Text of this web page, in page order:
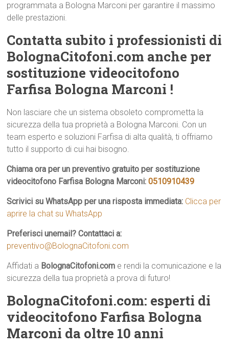
programmata a Bologna Marconi per garantire il massimo
delle prestazioni.
Contatta subito i professionisti di
BolognaCitofoni.com anche per
sostituzione videocitofono
Farfisa Bologna Marconi !
Non lasciare che un sistema obsoleto comprometta la
sicurezza della tua proprietà a Bologna Marconi. Con un
team esperto e soluzioni Farfisa di alta qualità, ti offriamo
tutto il supporto di cui hai bisogno.
Chiama ora per un preventivo gratuito per sostituzione
videocitofono Farfisa Bologna Marconi:0510910439
Scrivici su WhatsApp per una risposta immediata: Clicca per
aprire la chat su WhatsApp
Preferisci unemail? Contattaci a:
preventivo@BolognaCitofoni.com
Affidati a BolognaCitofoni.com e rendi la comunicazione e la
sicurezza della tua proprietà a prova di futuro!
BolognaCitofoni.com: esperti di
videocitofono Farfisa Bologna
Marconi da oltre 10 anni